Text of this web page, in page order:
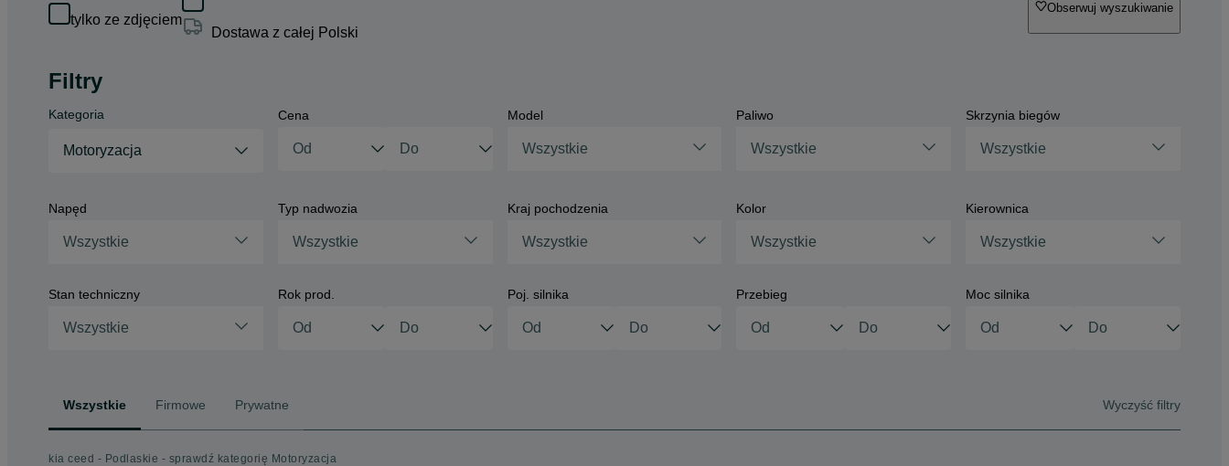
tylko ze zdjęciem
Dostawa z całej Polski
Obserwuj wyszukiwanie
Filtry
Kategoria
Motoryzacja
Cena Model
Wszystkie
Paliwo
Wszystkie
Skrzynia biegów
Wszystkie
Napęd
Wszystkie
Typ nadwozia
Wszystkie
Kraj pochodzenia
Wszystkie
Kolor
Wszystkie
Kierownica
Wszystkie
Stan techniczny
Wszystkie
Rok prod. Poj. silnika Przebieg Moc silnika
Wszystkie Firmowe Prywatne Wyczyść filtry
kia ceed - Podlaskie - sprawdź kategorię Motoryzacja